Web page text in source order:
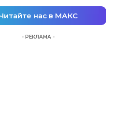
нас в МАКС
- РЕКЛАМА -